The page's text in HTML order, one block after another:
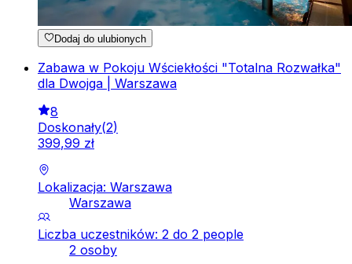
Dodaj do ulubionych
Zabawa w Pokoju Wściekłości "Totalna Rozwałka"
dla Dwojga | Warszawa
8
Doskonały(2)
399,99 zł
Lokalizacja: Warszawa
Warszawa
Liczba uczestników: 2 do 2 people
2 osoby